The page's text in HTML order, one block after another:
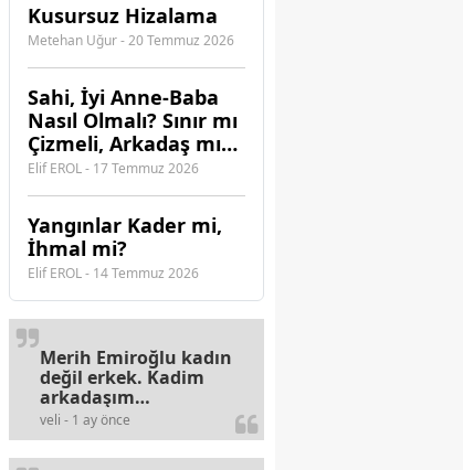
Kusursuz Hizalama
Metehan Uğur - 20 Temmuz 2026
​Sahi, İyi Anne-Baba
Nasıl Olmalı? Sınır mı
Çizmeli, Arkadaş mı
Olmalı?
Elif EROL - 17 Temmuz 2026
Yangınlar Kader mi,
İhmal mi?
Elif EROL - 14 Temmuz 2026
veli - 1 ay önce
Merih Emiroğlu kadın
değil erkek. Kadim
arkadaşım
haberinizdeki hataya
gayb den
gülümsüyordur.